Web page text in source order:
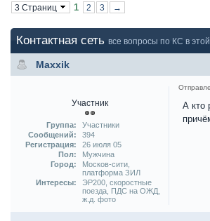
3 Страниц 1 2 3 →
Контактная сеть все вопросы по КС в
Maxxik
Участник
Группа:
Участники
Сообщений:
394
Регистрация:
26 июля 05
Пол:
Мужчина
Город:
Москов-сити,
платформа ЗИЛ
Интересы:
ЭР200, скоростные
поезда, ПДС на ОЖД,
ж.д. фото
А кто